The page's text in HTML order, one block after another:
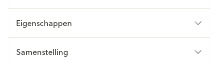
Eigenschappen
Samenstelling